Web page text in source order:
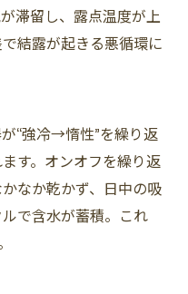
滞留し、露点温度が上
結露が起きる悪循環に
“強冷→惰性”を繰り返
す。オンオフを繰り返
なか乾かず、日中の吸
で含水が蓄積。これ